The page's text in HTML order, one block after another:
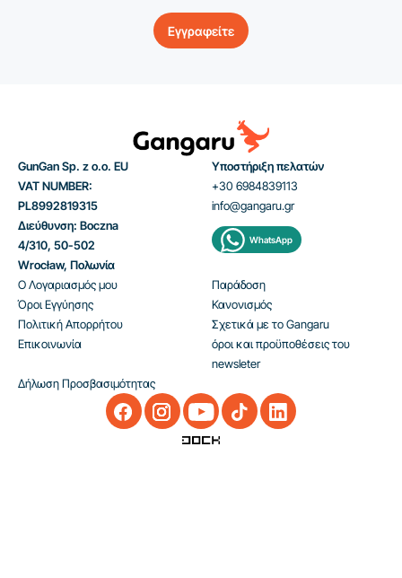
Εγγραφείτε
GunGan Sp. z o.o. EU
VAT NUMBER:
PL8992819315
Διεύθυνση: Boczna
4/310, 50-502
Wrocław, Πολωνία
Υποστήριξη πελατών
+30 6984839113
info@gangaru.gr
WhatsApp
Ο Λογαριασμός μου
Παράδοση
Όροι Εγγύησης
Κανονισμός
Πολιτική Απορρήτου
Σχετικά με το Gangaru
Επικοινωνία
όροι και προϋποθέσεις του
newsleter
Δήλωση Προσβασιμότητας